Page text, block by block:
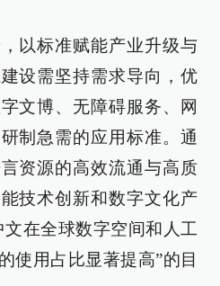
以标准赋能产业升级与
设需坚持需求导向，优
文博、无障碍服务、网
制急需的应用标准。通
资源的高效流通与高质
技术创新和数字文化产
在全球数字空间和人工
使用占比显著提高”的目